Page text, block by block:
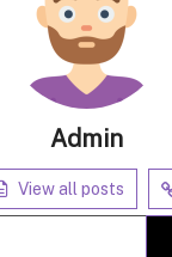
Admin
View all posts